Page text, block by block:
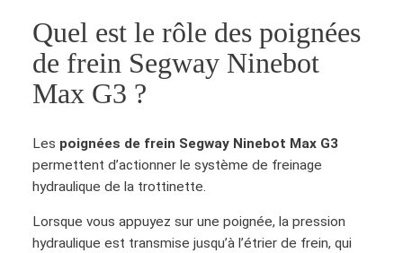
Quel est le rôle des poignées
de frein Segway Ninebot
Max G3 ?
Les poignées de frein Segway Ninebot Max G3
permettent d’actionner le système de freinage
hydraulique de la trottinette.
Lorsque vous appuyez sur une poignée, la pression
hydraulique est transmise jusqu’à l’étrier de frein, qui